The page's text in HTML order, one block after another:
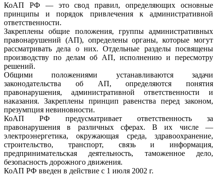
КоАП РФ — это свод правил, определяющих основные
принципы и порядок привлечения к административной
ответственности.
Закреплены общие положения, группы административных
правонарушений (АП), определены органы, которые могут
рассматривать дела о них. Отдельные разделы посвящены
производству по делам об АП, исполнению и пересмотру
решений.
Общими положениями устанавливаются задачи
законодательства об АП, определяются понятия
правонарушения, административной ответственности и
наказания. Закреплены принцип равенства перед законом,
презумпция невиновности.
КоАП РФ предусматривает ответственность за
правонарушения в различных сферах. В их числе —
электроэнергетика, окружающая среда, здравоохранение,
строительство, транспорт, связь и информация,
предпринимательская деятельность, таможенное дело,
безопасность дорожного движения.
КоАП РФ введен в действие с 1 июля 2002 г.